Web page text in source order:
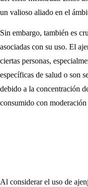
un valioso aliado en el
Sin embargo, también es
asociadas con su uso. El
ciertas personas,
específicas de salud o son
debido a la concentración
consumido con
Al considerar el uso de